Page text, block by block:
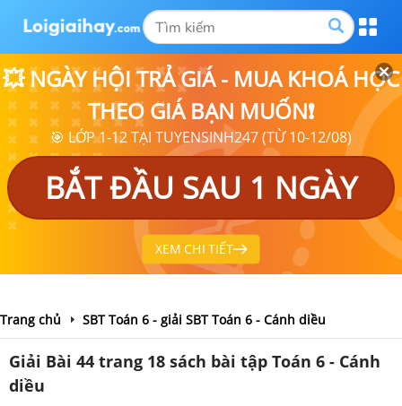
💥 NGÀY HỘI TRẢ GIÁ - MUA KHOÁ HỌC
THEO GIÁ BẠN MUỐN❗
🎯 LỚP 1-12 TẠI TUYENSINH247 (TỪ 10-12/08)
BẮT ĐẦU SAU 1 NGÀY
XEM CHI TIẾT
Trang chủ SBT Toán 6 - giải SBT Toán 6 - Cánh diều
Giải Bài 44 trang 18 sách bài tập Toán 6 - Cánh
diều